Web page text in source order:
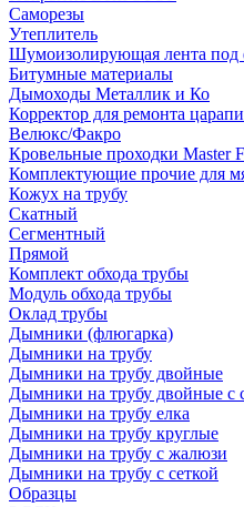
Саморезы
Утеплитель
Шумоизолирующая лента под
Битумные материалы
Дымоходы Металлик и Ко
Корректор для ремонта
Велюкс/Факро
Кровельные проходки Master
Комплектующие прочие для
Кожух на трубу
Скатный
Сегментный
Прямой
Комплект обхода трубы
Модуль обхода трубы
Оклад трубы
Дымники (флюгарка)
Дымники на трубу
Дымники на трубу двoйные
Дымники на трубу двoйные с
Дымники на трубу елка
Дымники на трубу круглые
Дымники на трубу с жалюзи
Дымники на трубу с сеткой
Образцы